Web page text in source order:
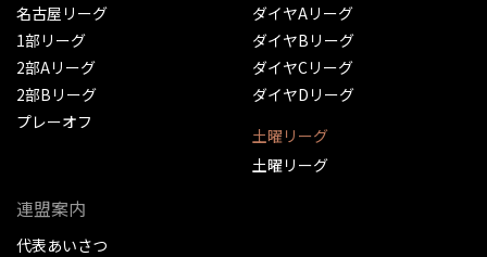
名古屋リーグ
1部リーグ
2部Aリーグ
2部Bリーグ
プレーオフ
ダイヤAリーグ
ダイヤBリーグ
ダイヤCリーグ
ダイヤDリーグ
土曜リーグ
土曜リーグ
連盟案内
代表あいさつ